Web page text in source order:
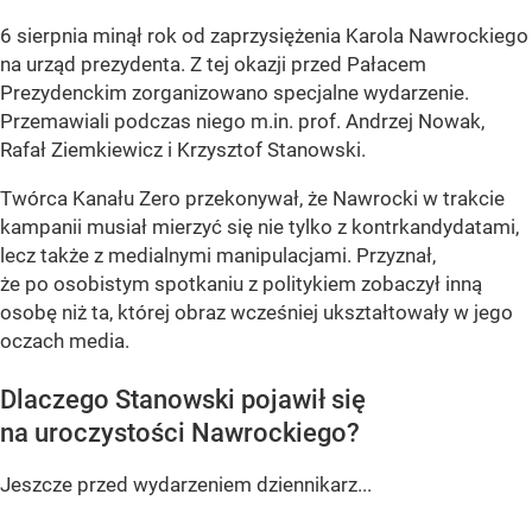
6 sierpnia minął rok od zaprzysiężenia Karola Nawrockiego
na urząd prezydenta. Z tej okazji przed Pałacem
Prezydenckim zorganizowano specjalne wydarzenie.
Przemawiali podczas niego m.in. prof. Andrzej Nowak,
Rafał Ziemkiewicz i Krzysztof Stanowski.
Twórca Kanału Zero przekonywał, że Nawrocki w trakcie
kampanii musiał mierzyć się nie tylko z kontrkandydatami,
lecz także z medialnymi manipulacjami. Przyznał,
że po osobistym spotkaniu z politykiem zobaczył inną
osobę niż ta, której obraz wcześniej ukształtowały w jego
oczach media.
Dlaczego Stanowski pojawił się
na uroczystości Nawrockiego?
Jeszcze przed wydarzeniem dziennikarz...